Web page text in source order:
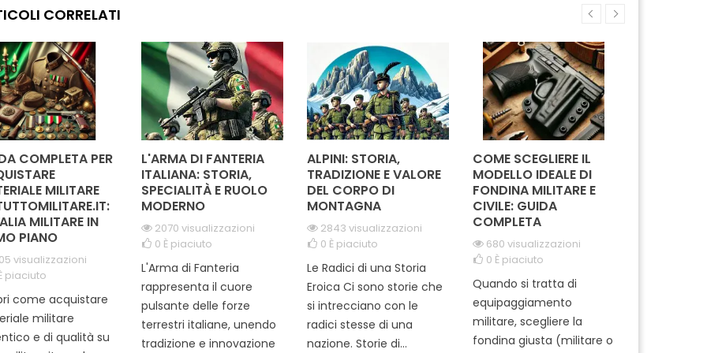
sicurezza. Grazie
e al sistema di
sicuro, puoi...
avvolgibile garantisce
praticità e facilità di...
chiusura sicura. Ideale per
chi...
bottone assicura
veloce, senza bisogno di
attrezzi complessi....
CORRELATI
COMPLETA PER
MILITARE
MILITARE IN
PIANO
visualizzazioni
piaciuto
come acquistare
militare
e di qualità su
L'ARMA DI FANTERIA
ITALIANA: STORIA,
SPECIALITÀ E RUOLO
MODERNO
2070 visualizzazioni
0 È piaciuto
L'Arma di Fanteria
rappresenta il cuore
pulsante delle forze
terrestri italiane, unendo
tradizione e innovazione
ALPINI: STORIA,
TRADIZIONE E VALORE
DEL CORPO DI
MONTAGNA
2843 visualizzazioni
0 È piaciuto
Le Radici di una Storia
Eroica Ci sono storie che
si intrecciano con le
radici stesse di una
nazione. Storie di...
COME SCEGLIERE IL
MODELLO IDEALE DI
FONDINA MILITARE E
CIVILE: GUIDA
COMPLETA
680 visualizzazioni
0 È piaciuto
Quando si tratta di
equipaggiamento
militare, scegliere la
fondina giusta (militare o